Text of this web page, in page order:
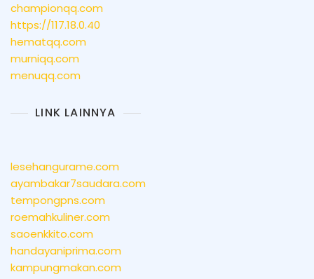
championqq.com
https://117.18.0.40
hematqq.com
murniqq.com
menuqq.com
LINK LAINNYA
lesehangurame.com
ayambakar7saudara.com
tempongpns.com
roemahkuliner.com
saoenkkito.com
handayaniprima.com
kampungmakan.com